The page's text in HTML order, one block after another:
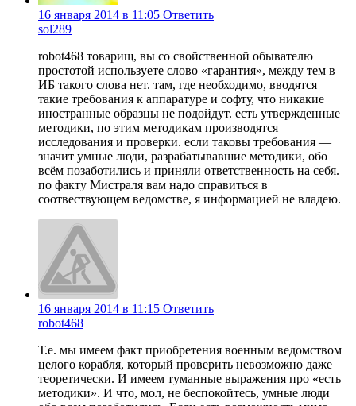
16 января 2014 в 11:05 Ответить
sol289
robot468 товарищ, вы со свойственной обывателю
простотой используете слово «гарантия», между тем в
ИБ такого слова нет. там, где необходимо, вводятся
такие требования к аппаратуре и софту, что никакие
иностранные образцы не подойдут. есть утвержденные
методики, по этим методикам производятся
исследования и проверки. если таковы требования —
значит умные люди, разрабатывавшие методики, обо
всём позаботились и приняли ответственность на себя.
по факту Мистраля вам надо справиться в
соотвествующем ведомстве, я информацией не владею.
16 января 2014 в 11:15 Ответить
robot468
Т.е. мы имеем факт приобретения военным ведомством
целого корабля, который проверить невозможно даже
теоретически. И имеем туманные выражения про «есть
методики». И что, мол, не беспокойтесь, умные люди